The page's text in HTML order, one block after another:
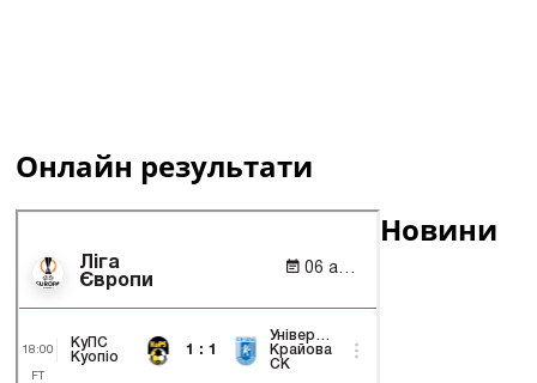
Онлайн результати
Новини